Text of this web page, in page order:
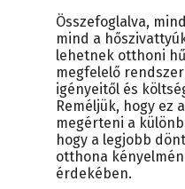
Összefoglalva,
mind a
lehetnek otthoni
megfelelő
igényeitől és
Reméljük, hogy ez
megérteni a
hogy a legjobb
otthona
érdekében.